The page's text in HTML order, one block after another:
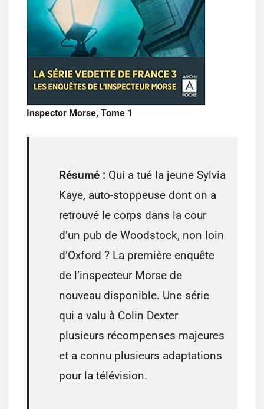
Inspector Morse, Tome 1
Résumé : Qui a tué la jeune Sylvia
Kaye, auto-stoppeuse dont on a
retrouvé le corps dans la cour
d’un pub de Woodstock, non loin
d’Oxford ? La première enquête
de l’inspecteur Morse de
nouveau disponible. Une série
qui a valu à Colin Dexter
plusieurs récompenses majeures
et a connu plusieurs adaptations
pour la télévision.